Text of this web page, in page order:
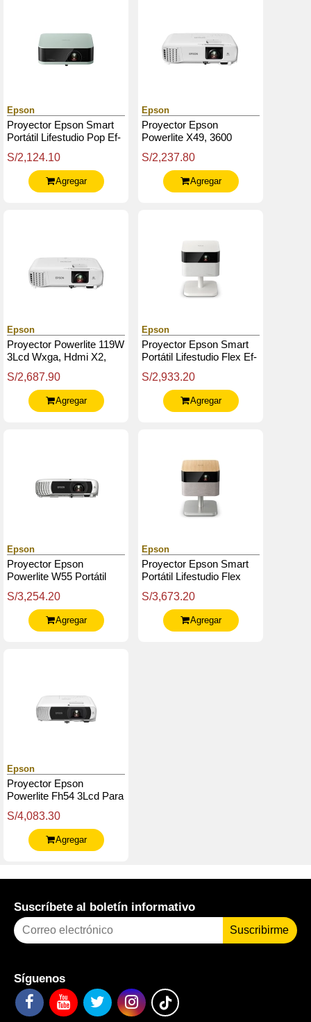
Epson
Proyector Epson Smart
Portátil Lifestudio Pop Ef-
S/2,124.10
Agregar
Epson
Proyector Epson
Powerlite X49, 3600
Xga, Parlante Monoaural:
5W X 1
S/2,237.80
Agregar
Epson
Proyector Powerlite 119W
3Lcd Wxga, Hdmi X2,
S/2,687.90
Agregar
Epson
Proyector Epson Smart
Portátil Lifestudio Flex Ef-
Hd
S/2,933.20
Agregar
Epson
Proyector Epson
Powerlite W55 Portátil
S/3,254.20
Agregar
Epson
Proyector Epson Smart
Portátil Lifestudio Flex
Pro Uhd
S/3,673.20
Agregar
Epson
Proyector Epson
Powerlite Fh54 3Lcd Para
S/4,083.30
Agregar
Suscríbete al boletín informativo
Suscribirme
Síguenos